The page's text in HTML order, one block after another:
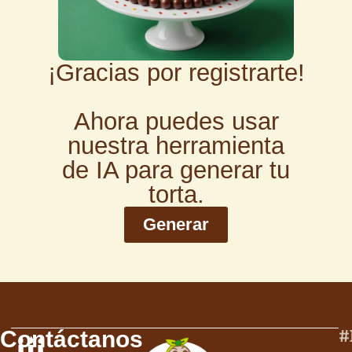
¡Gracias por registrarte!
Ahora puedes usar
nuestra herramienta
de IA para generar tu
torta.
Generar
Contáctanos